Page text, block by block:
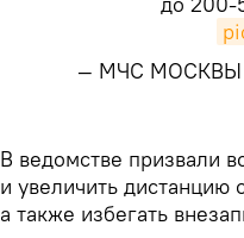
— МЧС МОСКВЫ
В ведомстве призвали
и увеличить дистанцию
а также избегать